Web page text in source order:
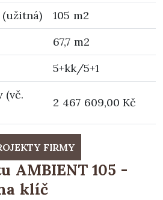
105 m2
67,7 m2
5+kk/5+1
(vč.
2 467 609,00 Kč
FIRMY
AMBIENT 105 -
klíč